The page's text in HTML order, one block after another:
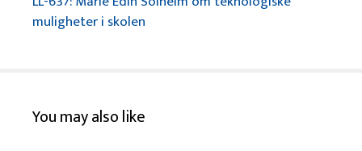
muligheter i skolen
You may also like